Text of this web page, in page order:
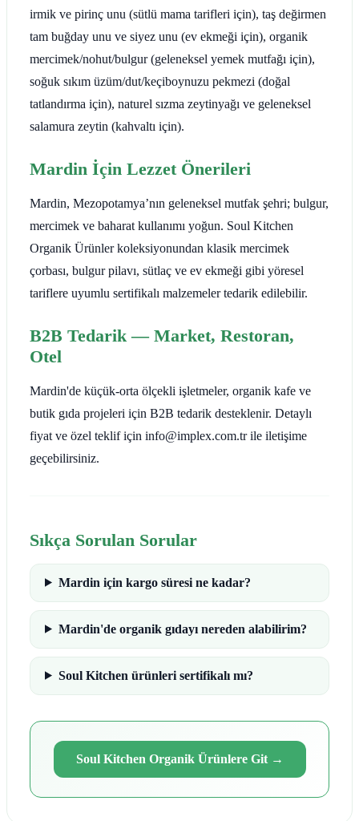
irmik ve pirinç unu (sütlü mama tarifleri için), taş değirmen
tam buğday unu ve siyez unu (ev ekmeği için), organik
mercimek/nohut/bulgur (geleneksel yemek mutfağı için),
soğuk sıkım üzüm/dut/keçiboynuzu pekmezi (doğal
tatlandırma için), naturel sızma zeytinyağı ve geleneksel
salamura zeytin (kahvaltı için).
Mardin İçin Lezzet Önerileri
Mardin, Mezopotamya’nın geleneksel mutfak şehri; bulgur,
mercimek ve baharat kullanımı yoğun. Soul Kitchen
Organik Ürünler koleksiyonundan klasik mercimek
çorbası, bulgur pilavı, sütlaç ve ev ekmeği gibi yöresel
tariflere uyumlu sertifikalı malzemeler tedarik edilebilir.
B2B Tedarik — Market, Restoran,
Otel
Mardin'de küçük-orta ölçekli işletmeler, organik kafe ve
butik gıda projeleri için B2B tedarik desteklenir. Detaylı
fiyat ve özel teklif için info@implex.com.tr ile iletişime
geçebilirsiniz.
Sıkça Sorulan Sorular
Mardin için kargo süresi ne kadar?
Mardin'de organik gıdayı nereden alabilirim?
Soul Kitchen ürünleri sertifikalı mı?
Soul Kitchen Organik Ürünlere Git→